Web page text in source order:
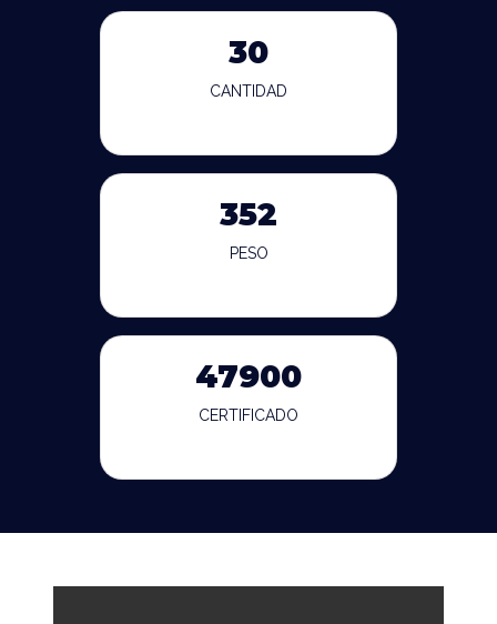
30
CANTIDAD
352
PESO
47900
CERTIFICADO